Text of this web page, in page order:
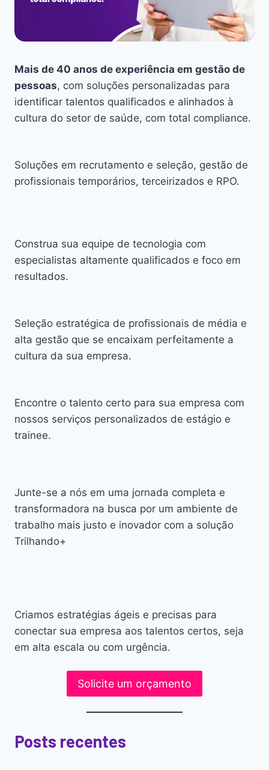
Mais de 40 anos de experiência em gestão de
pessoas, com soluções personalizadas para
identificar talentos qualificados e alinhados à
cultura do setor de saúde, com total compliance.
Soluções em recrutamento e seleção, gestão de
profissionais temporários, terceirizados e RPO.
Construa sua equipe de tecnologia com
especialistas altamente qualificados e foco em
resultados.
Seleção estratégica de profissionais de média e
alta gestão que se encaixam perfeitamente a
cultura da sua empresa.
Encontre o talento certo para sua empresa com
nossos serviços personalizados de estágio e
trainee.
Junte-se a nós em uma jornada completa e
transformadora na busca por um ambiente de
trabalho mais justo e inovador com a solução
Trilhando+
Criamos estratégias ágeis e precisas para
conectar sua empresa aos talentos certos, seja
em alta escala ou com urgência.
Solicite um orçamento
Posts recentes